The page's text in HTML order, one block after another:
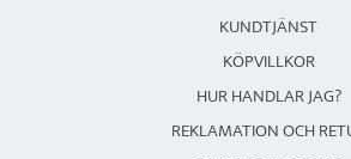
KUNDTJÄNST
KÖPVILLKOR
HUR HANDLAR JAG?
REKLAMATION OCH